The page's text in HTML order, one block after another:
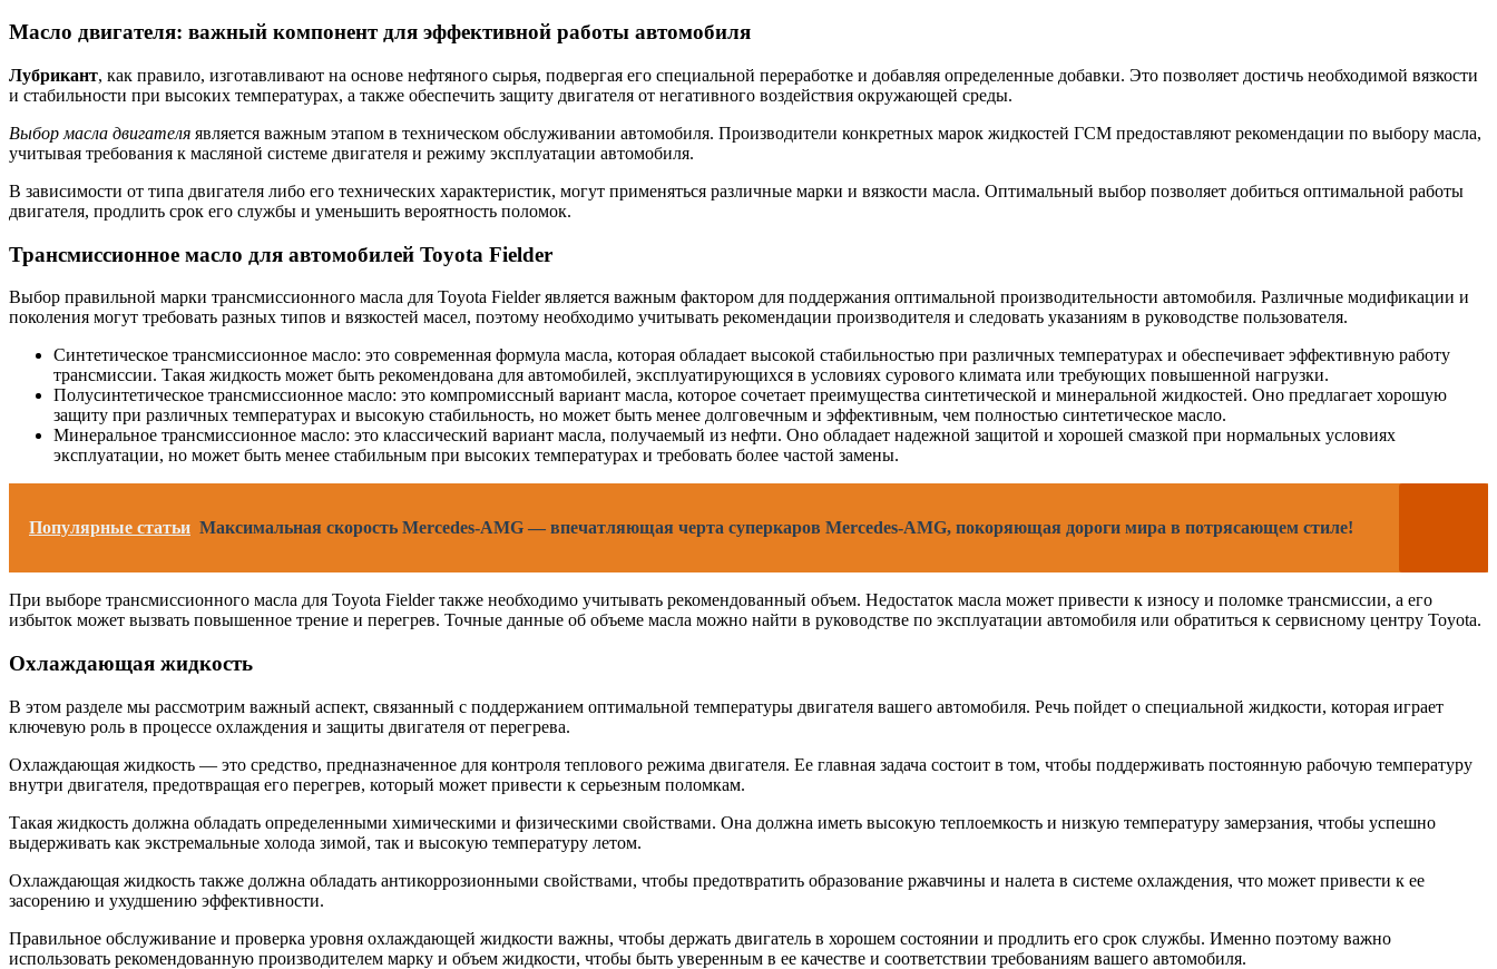
Масло двигателя: важный компонент для эффективной работы автомобиля
Лубрикант, как правило, изготавливают на основе нефтяного сырья, подвергая его специальной переработке и добавляя определенные добавки. Это позволяет достичь необходимой вязкости
и стабильности при высоких температурах, а также обеспечить защиту двигателя от негативного воздействия окружающей среды.
Выбор масла двигателя является важным этапом в техническом обслуживании автомобиля. Производители конкретных марок жидкостей ГСМ предоставляют рекомендации по выбору масла,
учитывая требования к масляной системе двигателя и режиму эксплуатации автомобиля.
В зависимости от типа двигателя либо его технических характеристик, могут применяться различные марки и вязкости масла. Оптимальный выбор позволяет добиться оптимальной работы
двигателя, продлить срок его службы и уменьшить вероятность поломок.
Трансмиссионное масло для автомобилей Toyota Fielder
Выбор правильной марки трансмиссионного масла для Toyota Fielder является важным фактором для поддержания оптимальной производительности автомобиля. Различные модификации и
поколения могут требовать разных типов и вязкостей масел, поэтому необходимо учитывать рекомендации производителя и следовать указаниям в руководстве пользователя.
Синтетическое трансмиссионное масло: это современная формула масла, которая обладает высокой стабильностью при различных температурах и обеспечивает эффективную работу
трансмиссии. Такая жидкость может быть рекомендована для автомобилей, эксплуатирующихся в условиях сурового климата или требующих повышенной нагрузки.
Полусинтетическое трансмиссионное масло: это компромиссный вариант масла, которое сочетает преимущества синтетической и минеральной жидкостей. Оно предлагает хорошую
защиту при различных температурах и высокую стабильность, но может быть менее долговечным и эффективным, чем полностью синтетическое масло.
Минеральное трансмиссионное масло: это классический вариант масла, получаемый из нефти. Оно обладает надежной защитой и хорошей смазкой при нормальных условиях
эксплуатации, но может быть менее стабильным при высоких температурах и требовать более частой замены.
Популярные статьи Максимальная скорость Mercedes-AMG — впечатляющая черта суперкаров Mercedes-AMG, покоряющая дороги мира в потрясающем стиле!
При выборе трансмиссионного масла для Toyota Fielder также необходимо учитывать рекомендованный объем. Недостаток масла может привести к износу и поломке трансмиссии, а его
избыток может вызвать повышенное трение и перегрев. Точные данные об объеме масла можно найти в руководстве по эксплуатации автомобиля или обратиться к сервисному центру Toyota.
Охлаждающая жидкость
В этом разделе мы рассмотрим важный аспект, связанный с поддержанием оптимальной температуры двигателя вашего автомобиля. Речь пойдет о специальной жидкости, которая играет
ключевую роль в процессе охлаждения и защиты двигателя от перегрева.
Охлаждающая жидкость — это средство, предназначенное для контроля теплового режима двигателя. Ее главная задача состоит в том, чтобы поддерживать постоянную рабочую температуру
внутри двигателя, предотвращая его перегрев, который может привести к серьезным поломкам.
Такая жидкость должна обладать определенными химическими и физическими свойствами. Она должна иметь высокую теплоемкость и низкую температуру замерзания, чтобы успешно
выдерживать как экстремальные холода зимой, так и высокую температуру летом.
Охлаждающая жидкость также должна обладать антикоррозионными свойствами, чтобы предотвратить образование ржавчины и налета в системе охлаждения, что может привести к ее
засорению и ухудшению эффективности.
Правильное обслуживание и проверка уровня охлаждающей жидкости важны, чтобы держать двигатель в хорошем состоянии и продлить его срок службы. Именно поэтому важно
использовать рекомендованную производителем марку и объем жидкости, чтобы быть уверенным в ее качестве и соответствии требованиям вашего автомобиля.